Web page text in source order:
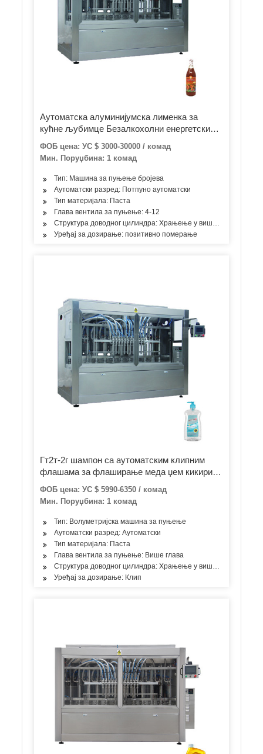
Аутоматска алуминијумска лименка за
кућне љубимце Безалкохолни енергетски
напитак Врући сок Чај Кафа Млечни сос
Мед флаширање пуњења Заптивање
Затварање чепова Машине за паковање
конзерви
ФОБ цена: УС $ 3000-30000 / комад
Мин. Поруџбина: 1 комад
Тип: Машина за пуњење бројева
Аутоматски разред: Потпуно аутоматски
Тип материјала: Паста
Глава вентила за пуњење: 4-12
Структура доводног цилиндра: Храњење у више просторија
Уређај за дозирање: позитивно померање
Гт2т-2г шампон са аутоматским клипним
флашама за флаширање меда џем кикирики
путер тегла кечап паста машина за пуњење
са резервоаром за мешање
ФОБ цена: УС $ 5990-6350 / комад
Мин. Поруџбина: 1 комад
Тип: Волуметријска машина за пуњење
Аутоматски разред: Аутоматски
Тип материјала: Паста
Глава вентила за пуњење: Више глава
Структура доводног цилиндра: Храњење у више просторија
Уређај за дозирање: Клип